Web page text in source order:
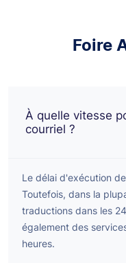
Foire
À quelle vitesse
courriel ?
Le délai d'exécution
Toutefois, dans la
traductions dans les
également des
heures.